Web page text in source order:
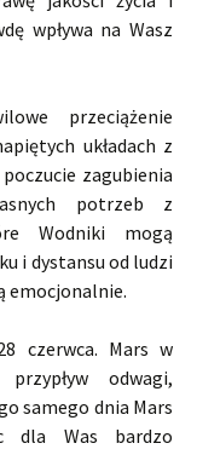
wpływa na Wasz
przeciążenie
układach z
zagubienia
potrzeb z
Wodniki mogą
i dystansu od ludzi
emocjonalnie.
czerwca. Mars w
odwagi,
samego dnia Mars
dla Was bardzo